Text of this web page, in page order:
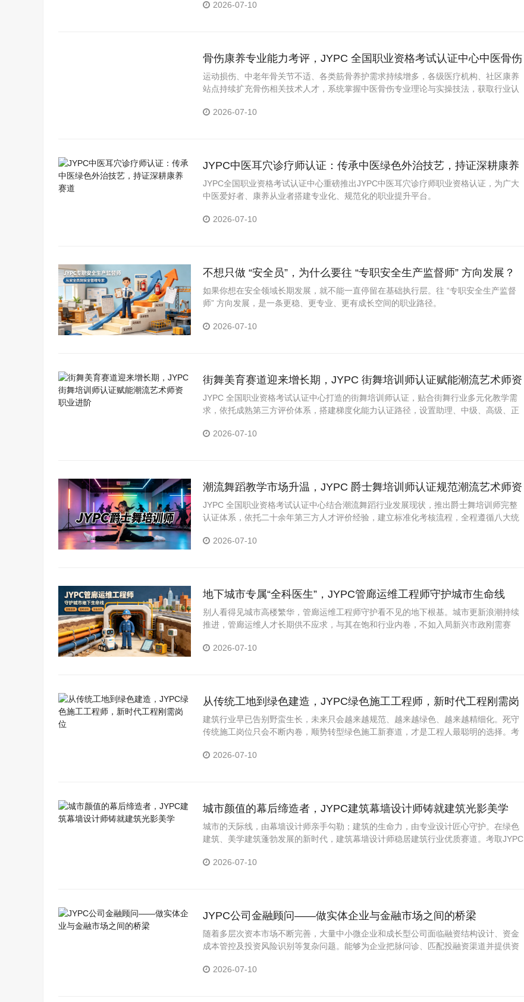
2026-07-10
骨伤康养专业能力考评，JYPC 全国职业资格考试认证中心中医骨伤
咨询师标准化培训认证
运动损伤、中老年骨关节不适、各类筋骨养护需求持续增多，各级医疗机构、社区康养
站点持续扩充骨伤相关技术人才，系统掌握中医骨伤专业理论与实操技法，获取行业认
的稳妥路径。
2026-07-10
JYPC中医耳穴诊疗师认证：传承中医绿色外治技艺，持证深耕康养
赛道
JYPC全国职业资格考试认证中心重磅推出JYPC中医耳穴诊疗师职业资格认证，为广大
中医爱好者、康养从业者搭建专业化、规范化的职业提升平台。
2026-07-10
不想只做 “安全员”，为什么要往 “专职安全生产监督师” 方向发展？
如果你想在安全领域长期发展，就不能一直停留在基础执行层。往 “专职安全生产监督
师” 方向发展，是一条更稳、更专业、更有成长空间的职业路径。
2026-07-10
街舞美育赛道迎来增长期，JYPC 街舞培训师认证赋能潮流艺术师资
职业进阶
JYPC 全国职业资格考试认证中心打造的街舞培训师认证，贴合街舞行业多元化教学需
求，依托成熟第三方评价体系，搭建梯度化能力认证路径，设置助理、中级、高级、正
2026-07-10
潮流舞蹈教学市场升温，JYPC 爵士舞培训师认证规范潮流艺术师资
评价标准
JYPC 全国职业资格考试认证中心结合潮流舞蹈行业发展现状，推出爵士舞培训师完整
认证体系，依托二十余年第三方人才评价经验，建立标准化考核流程，全程遵循八大统
2026-07-10
地下城市专属“全科医生”，JYPC管廊运维工程师守护城市生命线
别人看得见城市高楼繁华，管廊运维工程师守护看不见的地下根基。城市更新浪潮持续
推进，管廊运维人才长期供不应求，与其在饱和行业内卷，不如入局新兴市政刚需赛
越吃香的长期职业。
2026-07-10
从传统工地到绿色建造，JYPC绿色施工工程师，新时代工程刚需岗
位
建筑行业早已告别野蛮生长，未来只会越来越规范、越来越绿色、越来越精细化。死守
传统施工岗位只会不断内卷，顺势转型绿色施工新赛道，才是工程人最聪明的选择。考
程行业，实现职业稳步升级、长效发展。
2026-07-10
城市颜值的幕后缔造者，JYPC建筑幕墙设计师铸就建筑光影美学
城市的天际线，由幕墙设计师亲手勾勒；建筑的生命力，由专业设计匠心守护。在绿色
建筑、美学建筑蓬勃发展的新时代，建筑幕墙设计师稳居建筑行业优质赛道。考取JYPC
收获体面稳定、高薪长效的职业未来。
2026-07-10
JYPC公司金融顾问——做实体企业与金融市场之间的桥梁
随着多层次资本市场不断完善，大量中小微企业和成长型公司面临融资结构设计、资金
成本管控及投资风险识别等复杂问题。能够为企业把脉问诊、匹配投融资渠道并提供资
重点储备的人才类型。
2026-07-10